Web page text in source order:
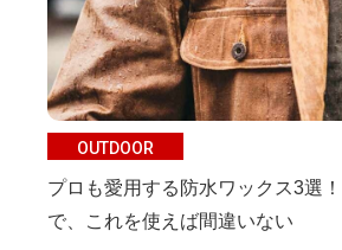
OUTDOOR
プロも愛用する防水ワックス3選
で、これを使えば間違いない